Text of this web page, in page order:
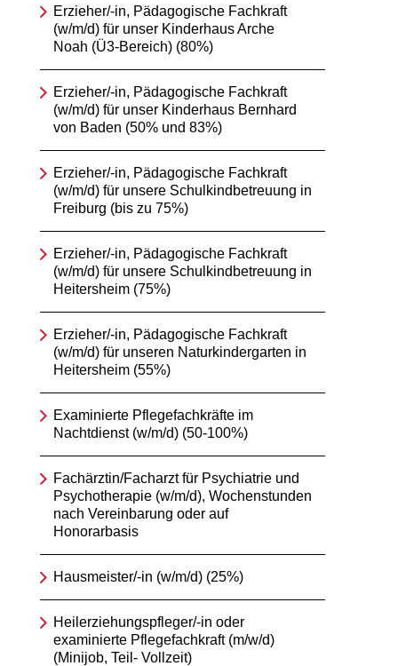
Erzieher/-in, Pädagogische Fachkraft
(w/m/d) für unser Kinderhaus Arche
Noah (Ü3-Bereich) (80%)
Erzieher/-in, Pädagogische Fachkraft
(w/m/d) für unser Kinderhaus Bernhard
von Baden (50% und 83%)
Erzieher/-in, Pädagogische Fachkraft
(w/m/d) für unsere Schulkindbetreuung in
Freiburg (bis zu 75%)
Erzieher/-in, Pädagogische Fachkraft
(w/m/d) für unsere Schulkindbetreuung in
Heitersheim (75%)
Erzieher/-in, Pädagogische Fachkraft
(w/m/d) für unseren Naturkindergarten in
Heitersheim (55%)
Examinierte Pflegefachkräfte im
Nachtdienst (w/m/d) (50-100%)
Fachärztin/Facharzt für Psychiatrie und
Psychotherapie (w/m/d), Wochenstunden
nach Vereinbarung oder auf
Honorarbasis
Hausmeister/-in (w/m/d) (25%)
Heilerziehungspfleger/-in oder
examinierte Pflegefachkraft (m/w/d)
(Minijob, Teil- Vollzeit)